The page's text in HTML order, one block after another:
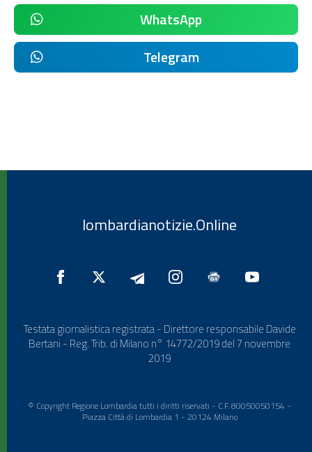
WhatsApp
Telegram
lombardianotizie.Online
Testata giornalistica registrata - Direttore responsabile Davide
Bertani - Reg. Trib. di Milano n° 14772/2019 del 7 novembre
2019
© Copyright Regione Lombardia tutti i diritti riservati - C.F. 80050050154 -
Piazza Città di Lombardia 1 - 20124 Milano